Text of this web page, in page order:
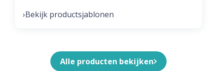
›Bekijk productsjablonen
Alle producten bekijken